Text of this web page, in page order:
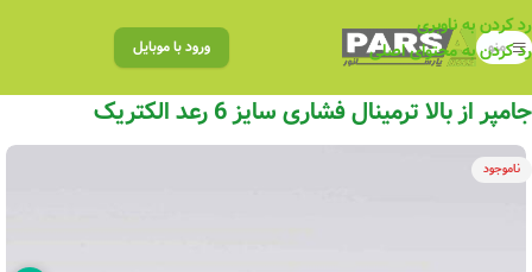
رد کردن به ناوبری
رد کردن به محتوای اصلی
منو ورود با موبایل
جامپر از بالا ترمینال فشاری سایز 6 رعد الکتریک
ناموجود